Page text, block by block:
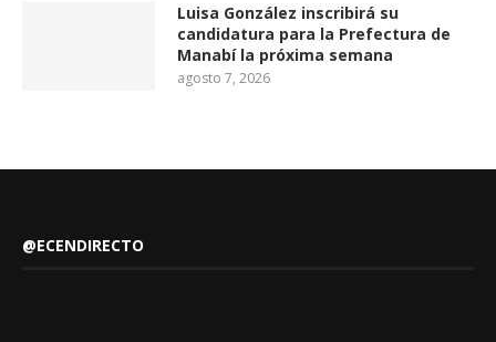
Luisa González inscribirá su
candidatura para la Prefectura de
Manabí la próxima semana
agosto 7, 2026
@ECENDIRECTO